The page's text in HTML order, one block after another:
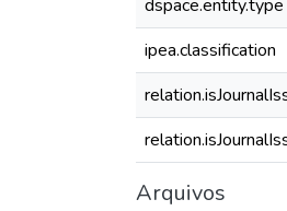
dspace.entity.type
ipea.classification
Arquivos